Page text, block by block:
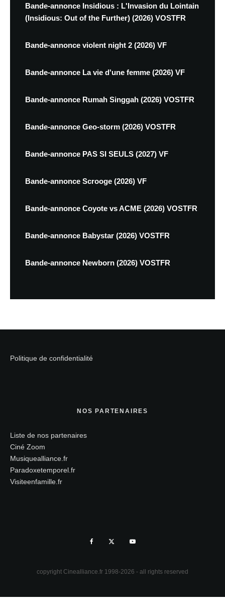
Bande-annonce Insidious : L'Invasion du Lointain
(Insidious: Out of the Further) (2026) VOSTFR
Bande-annonce violent night 2 (2026) VF
Bande-annonce La vie d'une femme (2026) VF
Bande-annonce Rumah Singgah (2026) VOSTFR
Bande-annonce Geo-storm (2026) VOSTFR
Bande-annonce PAS SI SEULS (2027) VF
Bande-annonce Scrooge (2026) VF
Bande-annonce Coyote vs ACME (2026) VOSTFR
Bande-annonce Babystar (2026) VOSTFR
Bande-annonce Newborn (2026) VOSTFR
Politique de confidentialité
NOS PARTENAIRES
Liste de nos partenaires
Ciné Zoom
Musiquealliance.fr
Paradoxetemporel.fr
Visiteenfamille.fr
copyright Cinealliance.fr 1998-2026 - all rights reserved